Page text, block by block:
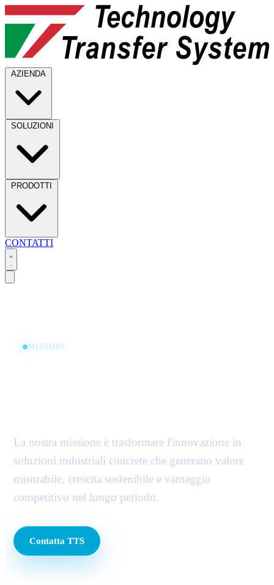
AZIENDA
SOLUZIONI
PRODOTTI
CONTATTI
MISSION
La nostra missione è trasformare l'innovazione in
soluzioni industriali concrete che generano valore
misurabile, crescita sostenibile e vantaggio
competitivo nel lungo periodo.
Contatta TTS